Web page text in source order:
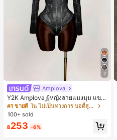
7
Amplova
Y2K Amplova ผู้หญิงลายแมงมุม แขน
ยาว คอตั้ง บอดี้สูท, สไตล์แฟชั่นดาร์ก
บอดี้สูทผู้หญิง บอดี้สูทฮาโลวีน บอดี้สูท
ลายใยแมงมุม
#1 ขายดี
ใน ไม่เป็นทางการ บอดี้สูทผู้หญิง
100+ sold
฿253 -6%